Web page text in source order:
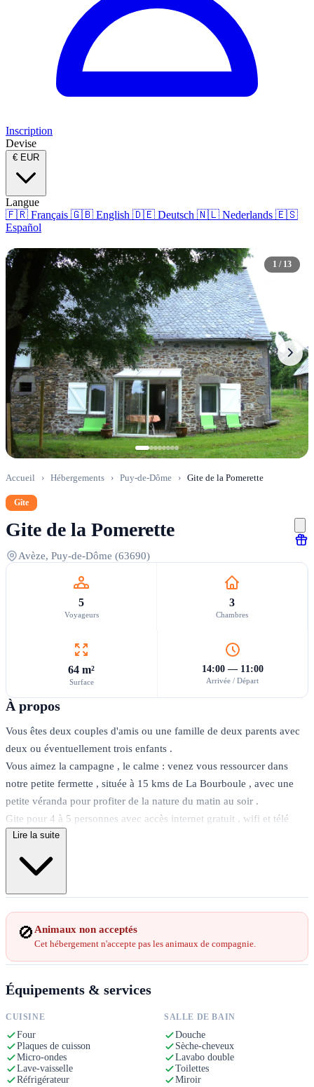
Inscription
Devise
€ EUR
Langue
🇫🇷 Français 🇬🇧 English 🇩🇪 Deutsch 🇳🇱 Nederlands 🇪🇸
Español
1 / 13
Accueil › Hébergements › Puy-de-Dôme › Gite de la Pomerette
Gîte
Gite de la Pomerette
Avèze, Puy-de-Dôme (63690)
5
Voyageurs
3
Chambres
64 m²
Surface
14:00 — 11:00
Arrivée / Départ
À propos
Vous êtes deux couples d'amis ou une famille de deux parents avec
deux ou éventuellement trois enfants .
Vous aimez la campagne , le calme : venez vous ressourcer dans
notre petite fermette , située à 15 kms de La Bourboule , avec une
petite véranda pour profiter de la nature du matin au soir .
Gite pour 4 à 5 personnes avec accès internet gratuit , wifi et télé
d'Orange , avec tous commerces à 5 kms , avec médiathèque , salle
Centre aqua-ludique , bowling , casino , parc d'attraction , sites
économiques . Nous sommes à 20 minutes de La Stèle et la station
de Chastreix est également à proximité . Vous pouvez skier aussi à
Charlannes à coté de La Bourboule ainsi qu'au Mont Dore ( sans
Habituellement les draps ne sont pas fournis sauf pour le lit de 160 :
n'hésitez pas à poser la question lors de votre demande de
renseignement ou de réservation .
Lire la suite
🚫 Animaux non acceptés
Cet hébergement n'accepte pas les animaux de compagnie.
Équipements & services
CUISINE
Four
Plaques de cuisson
Micro-ondes
Lave-vaisselle
Réfrigérateur
SALLE DE BAIN
Douche
Sèche-cheveux
Lavabo double
Toilettes
Miroir